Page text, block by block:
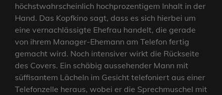
höchstwahrscheinlich hochprozentigem Inhalt in der
Hand. Das Kopfkino sagt, dass es sich hierbei um
eine vernachlässigte Ehefrau handelt, die gerade
von ihrem Manager-Ehemann am Telefon fertig
gemacht wird. Noch intensiver wirkt die Rückseite
des Covers. Ein schäbig aussehender Mann mit
süffisantem Lächeln im Gesicht telefoniert aus einer
Telefonzelle heraus, wobei er die Sprechmuschel mit